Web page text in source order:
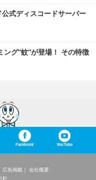
式ディスコードサーバー
ング“蚊”が登場！ その特徴
Facebook YouTube
広告掲載
会社概要
針